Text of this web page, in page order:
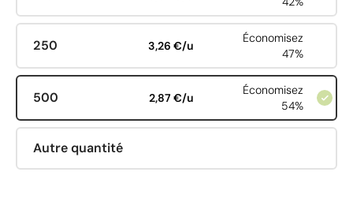
250 3,26 €/u
Économisez
47%
500 2,87 €/u
Économisez
54%
Autre quantité